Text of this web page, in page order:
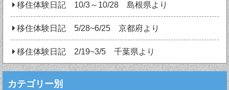
移住体験日記 10/3～10/28 島根県より
移住体験日記 5/28~6/25 京都府より
移住体験日記 2/19~3/5 千葉県より
カテゴリー別